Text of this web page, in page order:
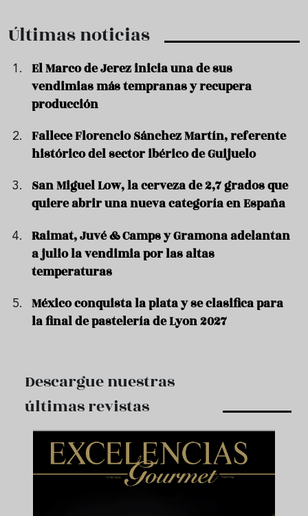
Últimas noticias
El Marco de Jerez inicia una de sus
vendimias más tempranas y recupera
producción
Fallece Florencio Sánchez Martín, referente
histórico del sector ibérico de Guijuelo
San Miguel Low, la cerveza de 2,7 grados que
quiere abrir una nueva categoría en España
Raimat, Juvé & Camps y Gramona adelantan
a julio la vendimia por las altas
temperaturas
México conquista la plata y se clasifica para
la final de pastelería de Lyon 2027
Descargue nuestras
últimas revistas